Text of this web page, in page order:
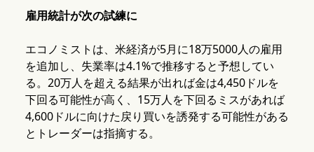
雇用統計が次の試練に
エコノミストは、米経済が5月に18万5000人の雇用
を追加し、失業率は4.1%で推移すると予想してい
る。20万人を超える結果が出れば金は4,450ドルを
下回る可能性が高く、15万人を下回るミスがあれば
4,600ドルに向けた戻り買いを誘発する可能性がある
とトレーダーは指摘する。